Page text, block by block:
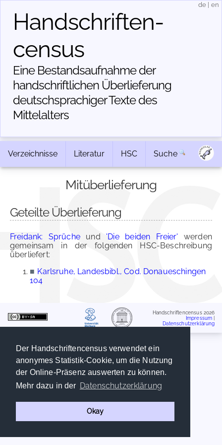
Der Handschriftencensus verwendet ein
anonymes Statistik-Cookie, um die Nutzung
der Online-Präsenz auswerten zu können.
Mehr dazu in der Datenschutzerklärung
Okay
Handschriften­
census
Eine Bestandsaufnahme der
handschriftlichen Über­lieferung
deutschsprachiger Texte des
Mittelalters
de en
Verzeichnisse Literatur HSC Suche
Mitüberlieferung
Geteilte Überlieferung
Freidank: Sprücheund 'Die beiden Freier' werden
gemeinsam in der folgenden HSC-Beschreibung
überliefert:
■ Karlsruhe, Landesbibl., Cod. Donaueschingen
104
Handschriftencensus 2026
Impressum
Datenschutzerklärung